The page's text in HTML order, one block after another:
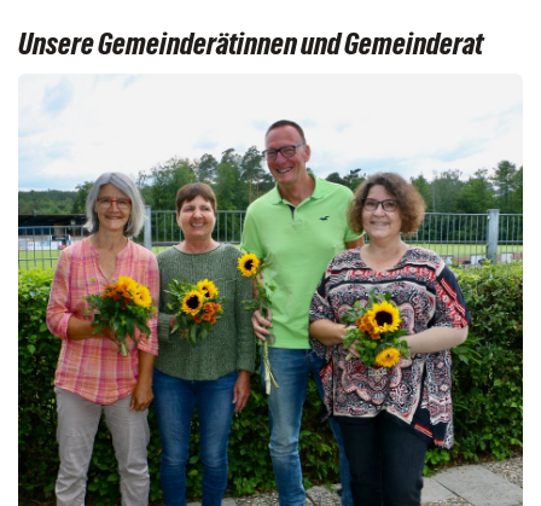
Unsere Gemeinderätinnen und Gemeinderat